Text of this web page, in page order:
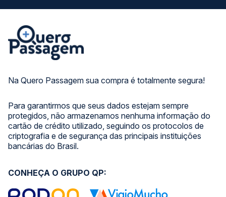
Na Quero Passagem sua compra é totalmente segura!
Para garantirmos que seus dados estejam sempre
protegidos, não armazenamos nenhuma informação do
cartão de crédito utilizado, seguindo os protocolos de
criptografia e de segurança das principais instituições
bancárias do Brasil.
CONHEÇA O GRUPO QP: